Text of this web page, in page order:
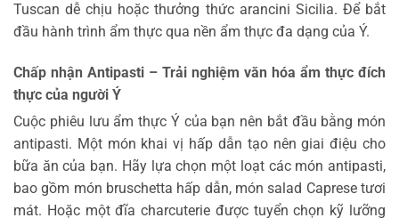
Tuscan dễ chịu hoặc thưởng thức arancini Sicilia. Để bắt
đầu hành trình ẩm thực qua nền ẩm thực đa dạng của Ý.
Chấp nhận Antipasti – Trải nghiệm văn hóa ẩm thực đích
thực của người Ý
Cuộc phiêu lưu ẩm thực Ý của bạn nên bắt đầu bằng món
antipasti. Một món khai vị hấp dẫn tạo nên giai điệu cho
bữa ăn của bạn. Hãy lựa chọn một loạt các món antipasti,
bao gồm món bruschetta hấp dẫn, món salad Caprese tươi
mát. Hoặc một đĩa charcuterie được tuyển chọn kỹ lưỡng